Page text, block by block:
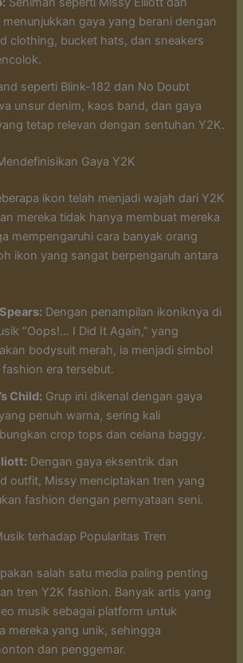
menunjukkan gaya yang berani dengan
clothing, bucket hats, dan sneakers
seperti Blink-182 dan No Doubt
unsur denim, kaos band, dan gaya
tetap relevan dengan sentuhan Y2K.
Gaya Y2K
ikon telah menjadi wajah dari Y2K
mereka tidak hanya membuat mereka
mempengaruhi cara banyak orang
ikon yang sangat berpengaruh antara
Dengan penampilan ikoniknya di
“Oops!… I Did It Again,” yang
bodysuit merah, ia menjadi simbol
era tersebut.
Child: Grup ini dikenal dengan gaya
penuh warna, sering kali
crop tops dan celana baggy.
Dengan gaya eksentrik dan
outfit, Missy menciptakan tren yang
fashion dengan pernyataan seni.
terhadap Popularitas Tren
salah satu media paling penting
tren Y2K fashion. Banyak artis yang
musik sebagai platform untuk
mereka yang unik, sehingga
dan penggemar.